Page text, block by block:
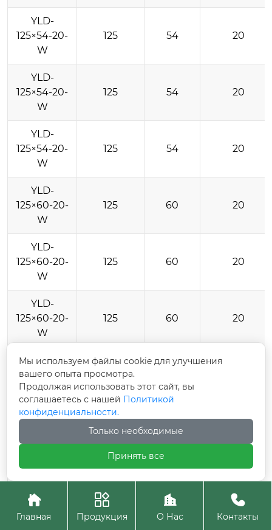
YLD-
125×54-20-
W
125 54 20
YLD-
125×54-20-
W
125 54 20
YLD-
125×54-20-
W
125 54 20
YLD-
125×60-20-
W
125 60 20
YLD-
125×60-20-
W
125 60 20
YLD-
125×60-20-
W
125 60 20
YLD-
125×60-20-
W
125
YLD-
W
140 50
W

Главная

Продукция

О Нас

Контакты
Мы используем файлы cookie для улучшения
вашего опыта просмотра.
Продолжая использовать этот сайт, вы
соглашаетесь с нашей Политикой
конфиденциальности.
Только необходимые
Принять все